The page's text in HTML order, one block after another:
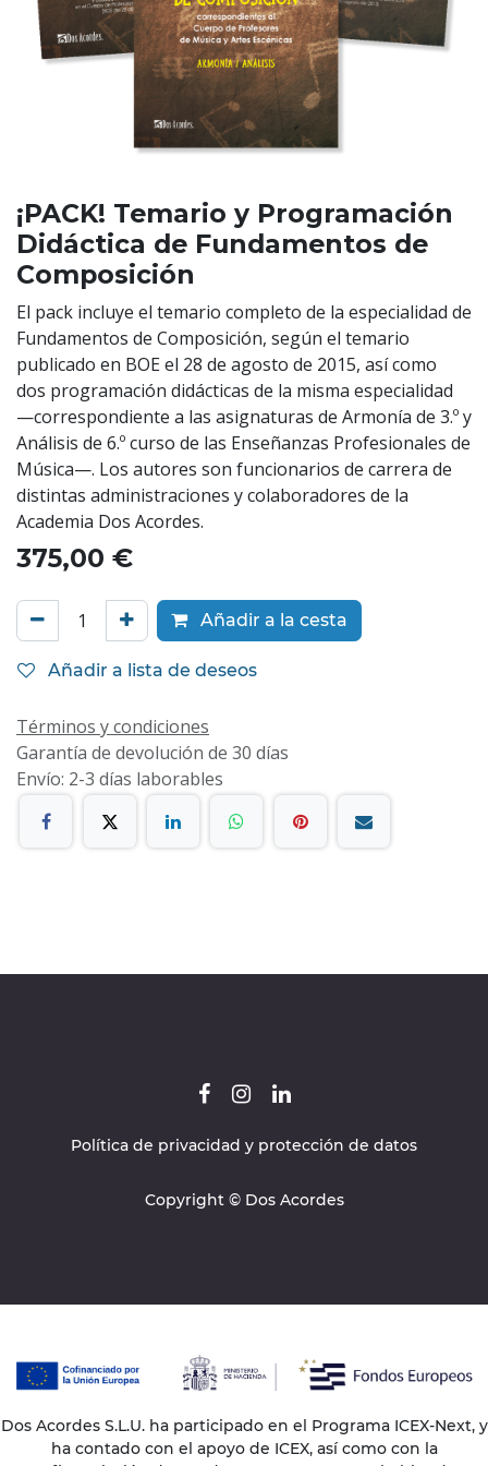
¡PACK! Temario y Programación
Didáctica de Fundamentos de
Composición
El pack incluye el temario completo de la especialidad de
Fundamentos de Composición, según el temario
publicado en BOE el 28 de agosto de 2015, así como
dos programación didácticas de la misma especialidad
—correspondiente a las asignaturas de Armonía de 3.º y
Análisis de 6.º curso de las Enseñanzas Profesionales de
Música—. Los autores son funcionarios de carrera de
distintas administraciones y colaboradores de la
Academia Dos Acordes.
375,00 €
Añadir a la cesta
Añadir a lista de deseos
Términos y condiciones
Garantía de devolución de 30 días
Envío: 2-3 días laborables
Política de privacidad y protección de datos
Copyright © Dos Acordes
Dos Acordes S.L.U. ha participado en el Programa ICEX-Next, y
ha contado con el apoyo de ICEX, así como con la